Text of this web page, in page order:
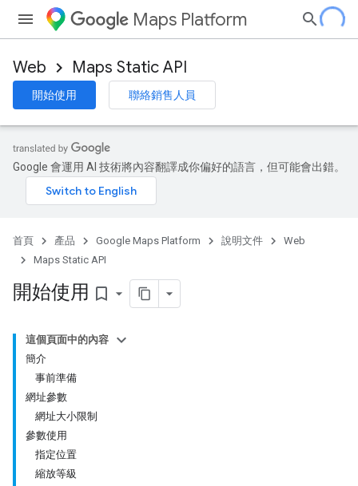
Maps Platform
Web Maps Static API
開始使用 聯絡銷售人員
Google 會運用 AI 技術將內容翻譯成你偏好的語言，但可能會出錯。
首頁 產品 Google Maps Platform 說明文件
Web
Maps Static API
開始使用 bookmark_border
這個頁面中的內容
簡介
事前準備
網址參數
網址大小限制
參數使用
指定位置
縮放等級